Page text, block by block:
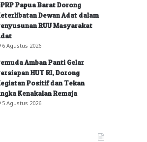
Papua Barat Dorong
Dewan Adat dalam
RUU Masyarakat
6 Agustus 2026
Amban Panti Gelar
HUT RI, Dorong
Positif dan Tekan
Kenakalan Remaja
5 Agustus 2026